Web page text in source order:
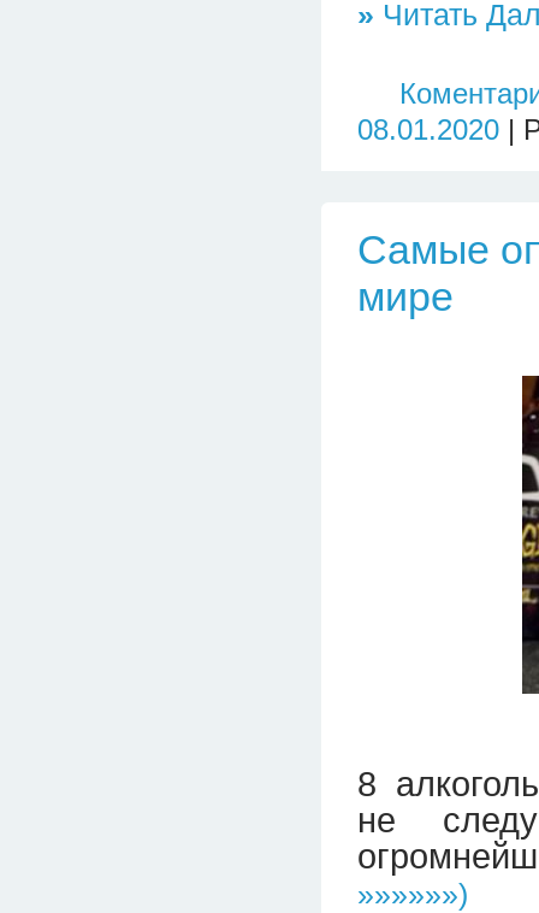
» Читать
08.01.2020 |
Cамые
мире
8
не
»»»»»»)